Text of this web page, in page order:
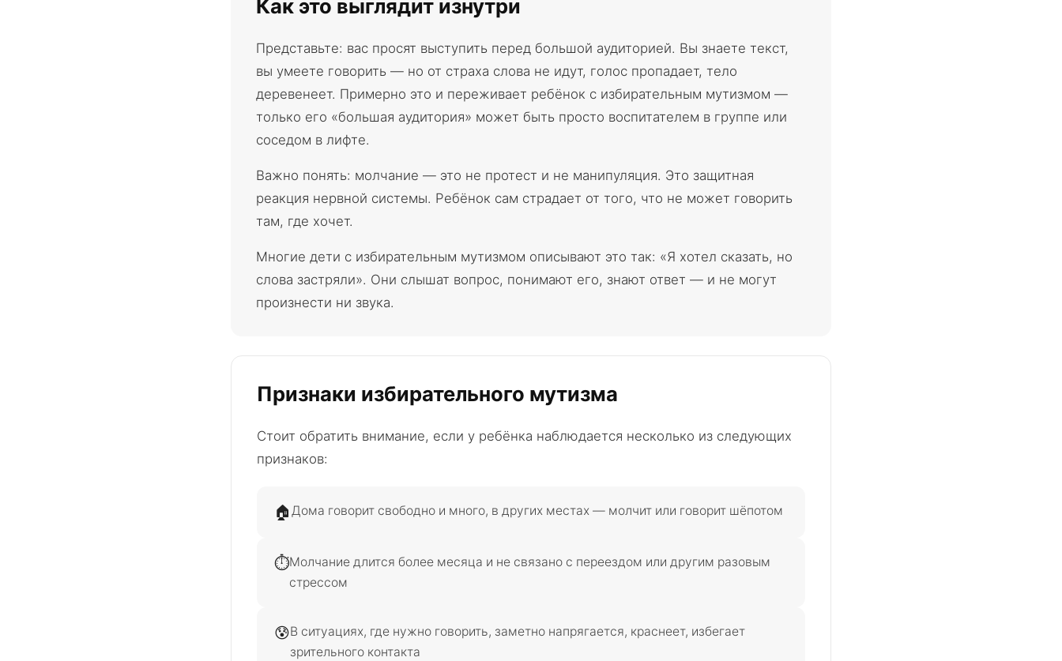
Как это выглядит изнутри
Представьте: вас просят выступить перед большой аудиторией. Вы знаете текст,
вы умеете говорить — но от страха слова не идут, голос пропадает, тело
деревенеет. Примерно это и переживает ребёнок с избирательным мутизмом —
только его «большая аудитория» может быть просто воспитателем в группе или
соседом в лифте.
Важно понять: молчание — это не протест и не манипуляция. Это защитная
реакция нервной системы. Ребёнок сам страдает от того, что не может говорить
там, где хочет.
Многие дети с избирательным мутизмом описывают это так: «Я хотел сказать, но
слова застряли». Они слышат вопрос, понимают его, знают ответ — и не могут
произнести ни звука.
Признаки избирательного мутизма
Стоит обратить внимание, если у ребёнка наблюдается несколько из следующих
признаков:
🏠 Дома говорит свободно и много, в других местах — молчит или говорит шёпотом
⏱️Молчание длится более месяца и не связано с переездом или другим разовым
стрессом
😰В ситуациях, где нужно говорить, заметно напрягается, краснеет, избегает
зрительного контакта